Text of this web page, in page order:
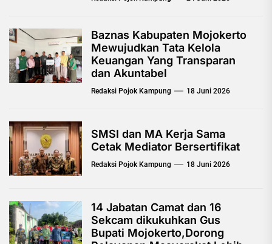
Baznas Kabupaten Mojokerto
Mewujudkan Tata Kelola
Keuangan Yang Transparan
dan Akuntabel
Redaksi Pojok Kampung 18 Juni 2026
SMSI dan MA Kerja Sama
Cetak Mediator Bersertifikat
Redaksi Pojok Kampung 18 Juni 2026
14 Jabatan Camat dan 16
Sekcam dikukuhkan Gus
Bupati Mojokerto,Dorong